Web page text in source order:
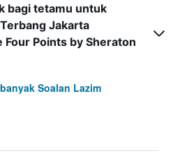
bagi tetamu untuk
Jakarta
Points by Sheraton
Soalan Lazim